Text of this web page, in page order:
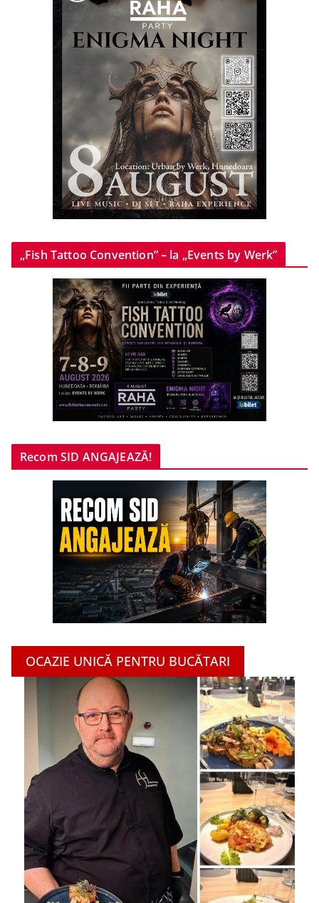
„Fish Tattoo Convention” – la „Events by Werk”
Recom SID ANGAJEAZĂ!
OCAZIE UNICĂ PENTRU BUCĂTARI